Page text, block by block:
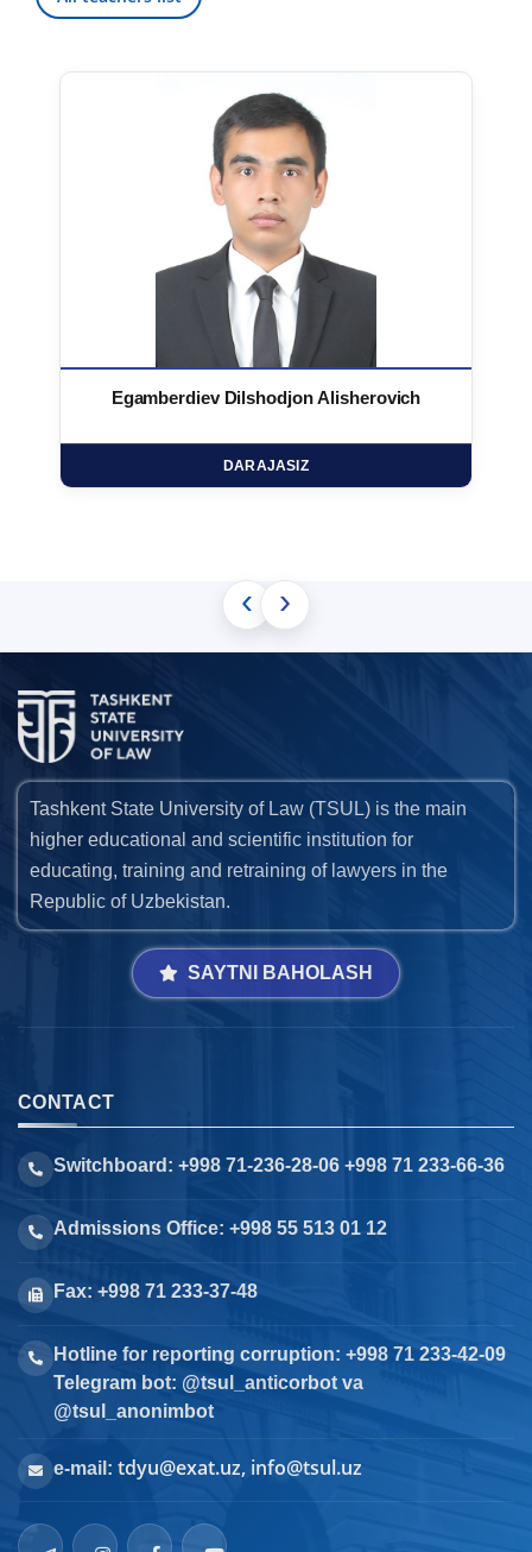
Egamberdiev Dilshodjon Alisherovich
DARAJASIZ
‹ ›
Tashkent State University of Law (TSUL) is the main
higher educational and scientific institution for
educating, training and retraining of lawyers in the
Republic of Uzbekistan.
SAYTNI BAHOLASH
CONTACT
Switchboard: +998 71-236-28-06 +998 71 233-66-36
Admissions Office: +998 55 513 01 12
Fax: +998 71 233-37-48
Hotline for reporting corruption: +998 71 233-42-09
Telegram bot: @tsul_anticorbot va
@tsul_anonimbot
e-mail: tdyu@exat.uz, info@tsul.uz